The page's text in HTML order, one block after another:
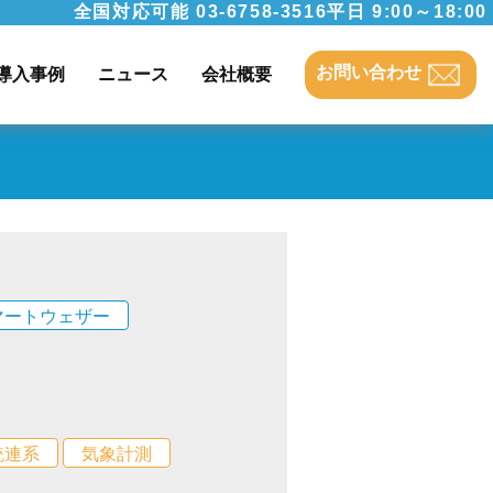
全国対応可能 03-6758-3516平日 9:00～18:00
入事例 ニュース 会社概要 お問い合わせ
ートウェザー
連系 気象計測